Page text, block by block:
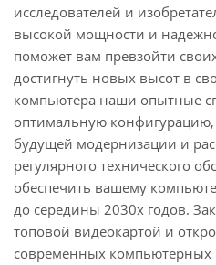
исследователей и
высокой мощности и
поможет вам превзойти
достигнуть новых высот в
компьютера наши опытные
оптимальную конфигурацию,
будущей модернизации и
регулярного технического
обеспечить вашему
до середины 2030х годов.
топовой видеокартой и
современных компьютерных